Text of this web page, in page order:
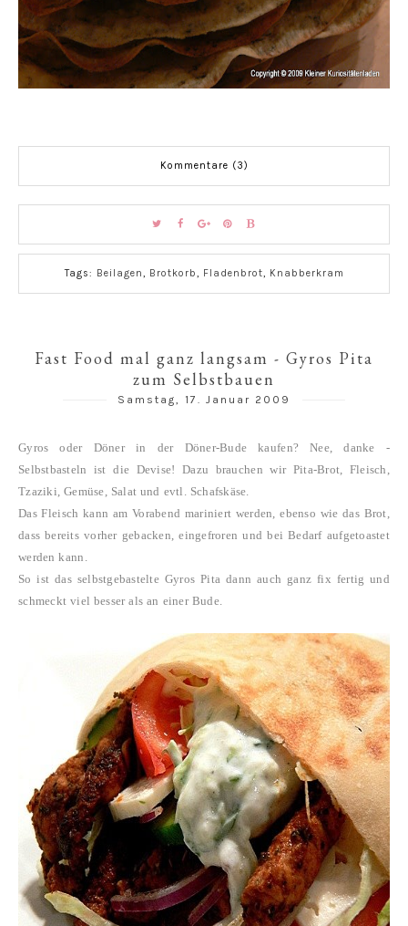
Kommentare (3)
Tags: Beilagen, Brotkorb, Fladenbrot, Knabberkram
Fast Food mal ganz langsam - Gyros Pita
zum Selbstbauen
Samstag, 17. Januar 2009
Gyros oder Döner in der Döner-Bude kaufen? Nee, danke -
Selbstbasteln ist die Devise! Dazu brauchen wir Pita-Brot, Fleisch,
Tzaziki, Gemüse, Salat und evtl. Schafskäse.
Das Fleisch kann am Vorabend mariniert werden, ebenso wie das Brot,
dass bereits vorher gebacken, eingefroren und bei Bedarf aufgetoastet
werden kann.
So ist das selbstgebastelte Gyros Pita dann auch ganz fix fertig und
schmeckt viel besser als an einer Bude.